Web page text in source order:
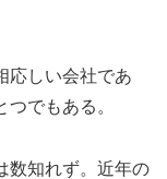
応しい会社であ
でもある。
数知れず。近年の